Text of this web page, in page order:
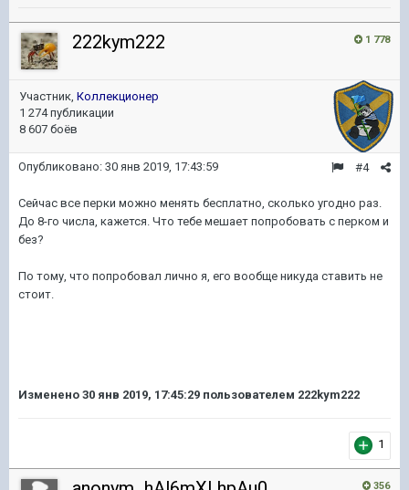
1 778
222kym222
Участник, Коллекционер
1 274 публикации
8 607 боёв
#4
Опубликовано: 30 янв 2019, 17:43:59
Сейчас все перки можно менять бесплатно, сколько угодно раз.
До 8-го числа, кажется. Что тебе мешает попробовать с перком и
без?
По тому, что попробовал лично я, его вообще никуда ставить не
стоит.
Изменено 30 янв 2019, 17:45:29 пользователем 222kym222
1
356